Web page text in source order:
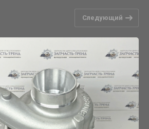
Следующий